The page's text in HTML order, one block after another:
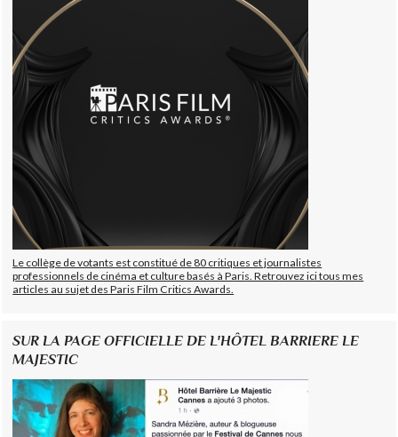
Le collège de votants est constitué de 80 critiques et journalistes
professionnels de cinéma et culture basés à Paris. Retrouvez ici tous mes
articles au sujet des Paris Film Critics Awards.
SUR LA PAGE OFFICIELLE DE L'HÔTEL BARRIERE LE
MAJESTIC